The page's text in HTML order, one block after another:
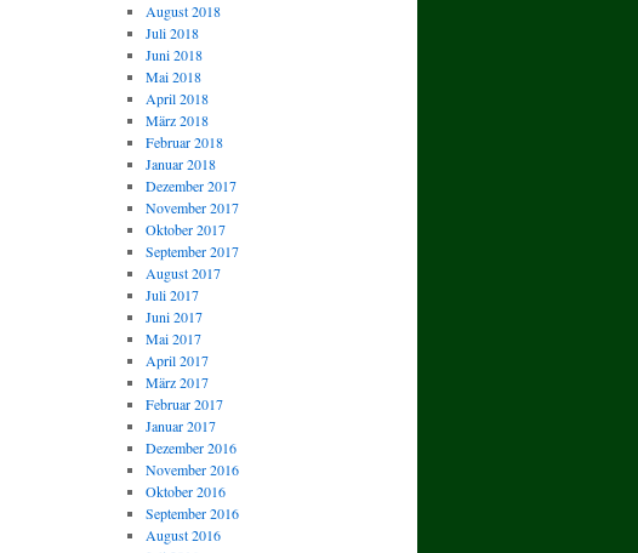
August 2018
Juli 2018
Juni 2018
Mai 2018
April 2018
März 2018
Februar 2018
Januar 2018
Dezember 2017
November 2017
Oktober 2017
September 2017
August 2017
Juli 2017
Juni 2017
Mai 2017
April 2017
März 2017
Februar 2017
Januar 2017
Dezember 2016
November 2016
Oktober 2016
September 2016
August 2016